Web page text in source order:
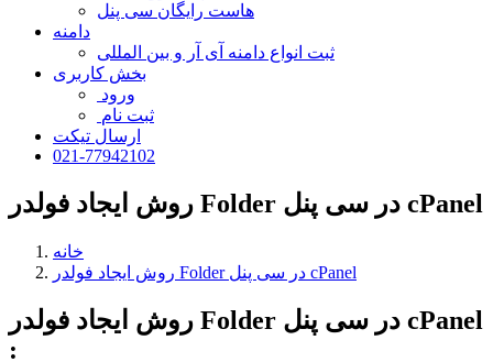
هاست رایگان سی پنل
دامنه
ثبت انواع دامنه آی آر و بین المللی
بخش کاربری
ورود
ثبت نام
ارسال تیکت
021-77942102
روش ایجاد فولدر Folder در سی پنل cPanel
خانه
روش ایجاد فولدر Folder در سی پنل cPanel
روش ایجاد فولدر Folder در سی پنل cPanel
: